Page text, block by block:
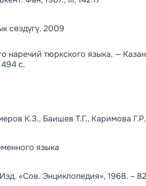
сөздүгү. 2009
наречий тюркского языка. —
c.
К.З., Баишев Т.Г., Каримова
языка
«Сов. Энциклопедия», 1968. –